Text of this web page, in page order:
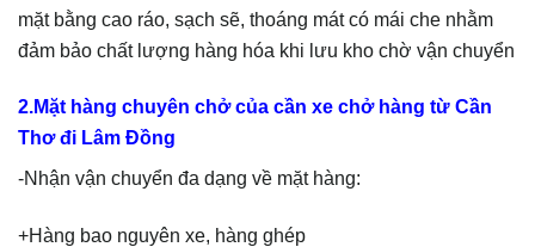
mặt bằng cao ráo, sạch sẽ, thoáng mát có mái che nhằm
đảm bảo chất lượng hàng hóa khi lưu kho chờ vận chuyển
2.Mặt hàng chuyên chở của cần xe chở hàng từ Cần
Thơ đi Lâm Đồng
-Nhận vận chuyển đa dạng về mặt hàng:
+Hàng bao nguyên xe, hàng ghép